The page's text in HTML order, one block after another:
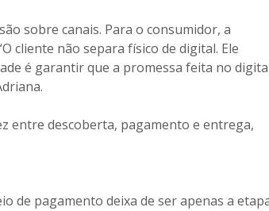
sobre canais. Para o consumidor, a
cliente não separa físico de digital. Ele
é garantir que a promessa feita no
entre descoberta, pagamento e entrega,
de pagamento deixa de ser apenas a